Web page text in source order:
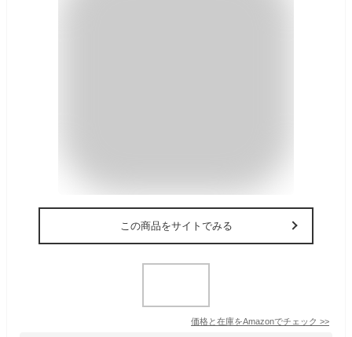
この商品をサイトでみる
価格と在庫をAmazonでチェック >>